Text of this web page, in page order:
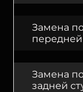
Замена
Замена
задней